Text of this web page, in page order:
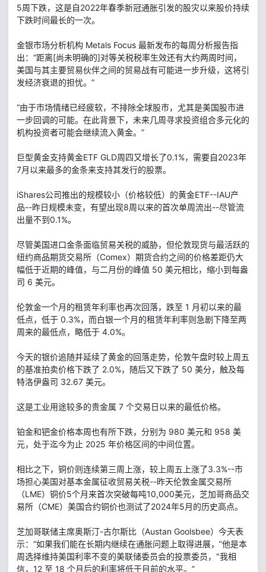
5周下跌，这是自2022年春季新冠通胀引发的股灾以来股价持续
下跌时间最长的一次。
金银市场分析机构 Metals Focus 最新发布的每周分析报告指
出：“距离[尚未明确的]对等关税税率生效还有大约两周时间，
美国与其主要贸易伙伴之间的贸易战有可能进一步升级，这将引
发经济衰退的担忧。”
“由于市场情绪已经疲软，不排除全球股市，尤其是美国股市进
一步回调的可能。在此背景下，未来几周寻求投资组合多元化的
机构投资者可能会继续流入黄金。”
巨型黄金支持黄金ETF GLD周四又增长了0.1%，需要自2023年
7月以来最多的金条来支持其发行的股票。
iShares公司推出的规模较小（价格较低）的黄金ETF--IAU产
品--昨日规模未变，有望出现8周以来的首次单周流出--尽管流
出量不到0.1%。
尽管美国进口金条面临贸易关税的威胁，但伦敦现货与最活跃的
纽约商品期货交易所（Comex）期货合约之间的价格差距仍大
幅低于近期的峰值，与二月份的峰值 50 美元相比，缩小到每盎
司 6 美元。
伦敦金一个月的租赁年利率也再次回落，跌至 1 月初以来的最
低点，低于 0.3%，而白银一个月的租赁年利率则急剧下降至两
周来的最低点，略低于 4.0%。
今天的银价追随并延续了黄金的回落走势，伦敦午盘时较上周五
的基准拍卖价格下跌了 2.0%，随后又下跌了 50 美分，触及每
特洛伊盎司 32.67 美元。
这是工业用途较多的贵金属 7 个交易日以来的最低价格。
铂金和钯金价格本周也有所下跌，分别为 980 美元和 958 美
元，处于迄今为止 2025 年价格区间的中间位置。
相比之下，铜价则连续第三周上涨，较上周五上涨了3.3%--市
场担心美国对基本金属征收贸易关税--昨天伦敦金属交易所
（LME）铜价5个月来首次突破每吨10,000美元，芝加哥商品交
易所（CME）美国合约铜价也测试了2024年5月的历史高点。
芝加哥联储主席奥斯汀-古尔斯比（Austan Goolsbee）今天表
示：“如果我们能在长期内继续在通胀问题上取得进展，”他是本
周选择维持美国利率不变的美联储委员会的投票委员，"我相
信，12 至 18 个月后的利率将低于目前的水平。”